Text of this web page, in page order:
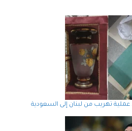
عملية تهريب من لبنان إلى السعودية